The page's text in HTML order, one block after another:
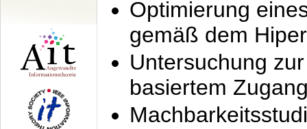
Optimierung
gemäß dem
Untersuchung
basiertem